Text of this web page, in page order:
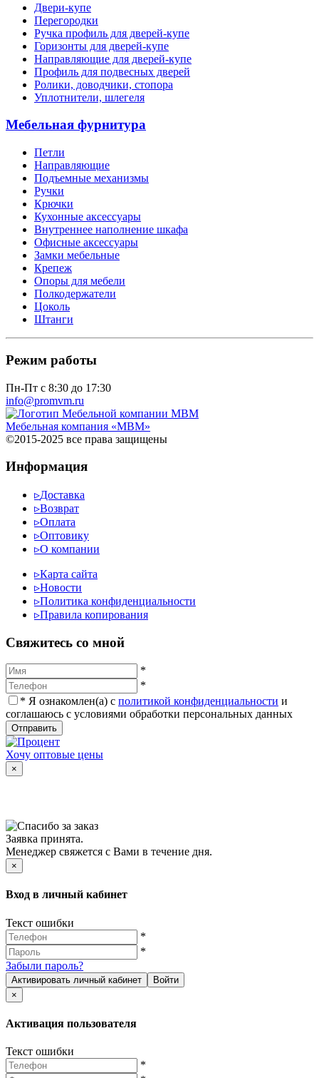
Двери-купе
Перегородки
Ручка профиль для дверей-купе
Горизонты для дверей-купе
Направляющие для дверей-купе
Профиль для подвесных дверей
Ролики, доводчики, стопора
Уплотнители, шлегеля
Мебельная фурнитура
Петли
Направляющие
Подъемные механизмы
Ручки
Крючки
Кухонные аксессуары
Внутреннее наполнение шкафа
Офисные аксессуары
Замки мебельные
Крепеж
Опоры для мебели
Полкодержатели
Цоколь
Штанги
Режим работы
Пн-Пт с 8:30 до 17:30
info@promvm.ru
Мебельная компания «МВМ»
©2015-2025 все права защищены
Информация
▹Доставка
▹Возврат
▹Оплата
▹Оптовику
▹О компании
▹Карта сайта
▹Новости
▹Политика конфиденциальности
▹Правила копирования
Cвяжитесь со мной
*
*
* Я ознакомлен(а) с политикой конфиденциальности и
соглашаюсь с условиями обработки персональных данных
Отправить
Хочу оптовые цены
×
Заявка принята.
Менеджер свяжется с Вами в течение дня.
×
Вход в личный кабинет
Текст ошибки
*
*
Забыли пароль?
Активировать личный кабинет
Войти
×
Активация пользователя
Текст ошибки
*